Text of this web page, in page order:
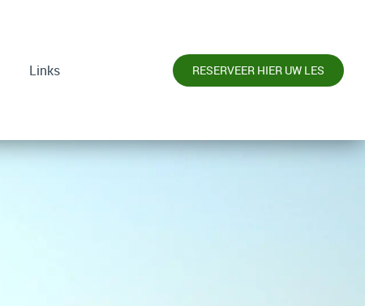
Links RESERVEER HIER UW LES